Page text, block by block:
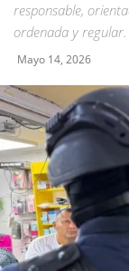
responsable,
ordenada y regular.
Mayo 14, 2026